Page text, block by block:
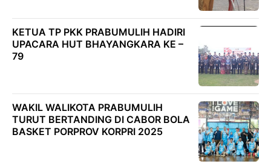
KETUA TP PKK PRABUMULIH HADIRI
UPACARA HUT BHAYANGKARA KE –
79
WAKIL WALIKOTA PRABUMULIH
TURUT BERTANDING DI CABOR BOLA
BASKET PORPROV KORPRI 2025